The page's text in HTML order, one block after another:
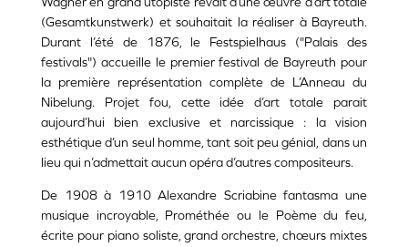
(Gesamtkunstwerk) et souhaitait la réaliser à Bayreuth.
Durant l’été de 1876, le Festspielhaus ("Palais des
festivals") accueille le premier festival de Bayreuth pour
la première représentation complète de L’Anneau du
Nibelung. Projet fou, cette idée d’art totale parait
aujourd’hui bien exclusive et narcissique : la vision
esthétique d’un seul homme, tant soit peu génial, dans un
lieu qui n’admettait aucun opéra d’autres compositeurs.
De 1908 à 1910 Alexandre Scriabine fantasma une
musique incroyable, Prométhée ou le Poème du feu,
écrite pour piano soliste, grand orchestre, chœurs mixtes